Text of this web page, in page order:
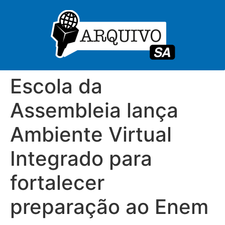
Escola da
Assembleia lança
Ambiente Virtual
Integrado para
fortalecer
preparação ao Enem